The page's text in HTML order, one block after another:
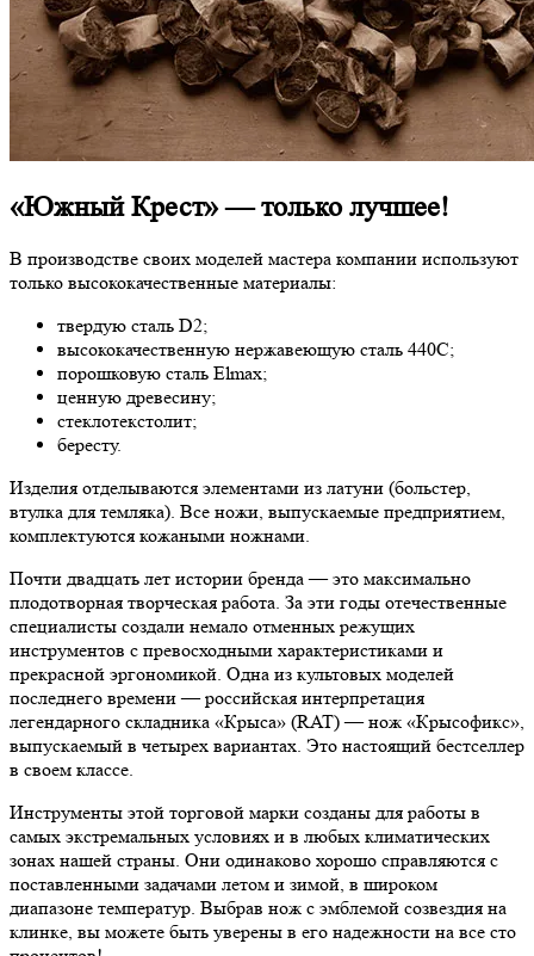
«Южный Крест» — только лучшее!
В производстве своих моделей мастера компании используют
только высококачественные материалы:
твердую сталь D2;
высококачественную нержавеющую сталь 440С;
порошковую сталь Elmax;
ценную древесину;
стеклотекстолит;
бересту.
Изделия отделываются элементами из латуни (больстер,
втулка для темляка). Все ножи, выпускаемые предприятием,
комплектуются кожаными ножнами.
Почти двадцать лет истории бренда — это максимально
плодотворная творческая работа. За эти годы отечественные
специалисты создали немало отменных режущих
инструментов с превосходными характеристиками и
прекрасной эргономикой. Одна из культовых моделей
последнего времени — российская интерпретация
легендарного складника «Крыса» (RAT) — нож «Крысофикс»,
выпускаемый в четырех вариантах. Это настоящий бестселлер
в своем классе.
Инструменты этой торговой марки созданы для работы в
самых экстремальных условиях и в любых климатических
зонах нашей страны. Они одинаково хорошо справляются с
поставленными задачами летом и зимой, в широком
диапазоне температур. Выбрав нож с эмблемой созвездия на
клинке, вы можете быть уверены в его надежности на все сто